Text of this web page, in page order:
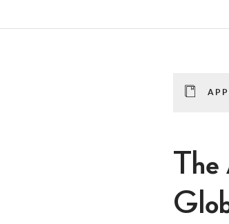
The